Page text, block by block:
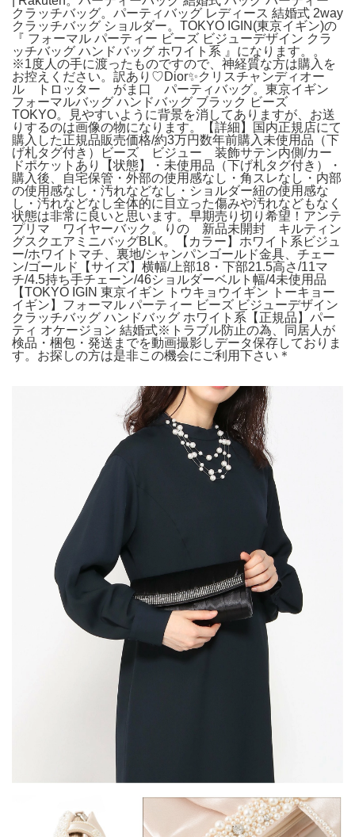
クラッチバッグ。パーティバッグ レディース 結婚式 2way
クラッチバッグ ショルダー。TOKYO IGIN(東京イギン)の
『 フォーマル パーティー ビーズ ビジューデザイン クラ
ッチバッグ ハンドバッグ ホワイト系 』になります。。
※1度人の手に渡ったものですので、神経質な方は購入を
お控えください。訳あり♡Dior✨クリスチャンディオー
ル トロッター がま口 パーティバッグ。東京イギン
フォーマルバッグ ハンドバッグ ブラック ビーズ
TOKYO。見やすいように背景を消してありますが、お送
りするのは画像の物になります。【詳細】国内正規店にて
購入した正規品販売価格/約3万円数年前購入未使用品（下
げ札タグ付き）ビーズ ビジュー 装飾サテン内側/カー
ドポケットあり【状態】・未使用品（下げ札タグ付き）・
購入後、自宅保管・外部の使用感なし・角スレなし・内部
の使用感なし・汚れなどなし・ショルダー紐の使用感な
し・汚れなどなし全体的に目立った傷みや汚れなどもなく
状態は非常に良いと思います。早期売り切り希望！アンテ
プリマ ワイヤーバック。りの 新品未開封 キルティン
グスクエアミニバッグBLK。【カラー】ホワイト系ビジュ
ー/ホワイトマチ、裏地/シャンパンゴールド金具、チェー
ン/ゴールド【サイズ】横幅/上部18・下部21.5高さ/11マ
チ/4.5持ち手チェーン/46ショルダーベルト幅/4未使用品
【TOKYO IGIN 東京イギン トウキョウイギン トーキョー
イギン】フォーマル パーティー ビーズ ビジューデザイン
クラッチバッグ ハンドバッグ ホワイト系【正規品】パー
ティ オケージョン 結婚式※トラブル防止の為、同居人が
検品・梱包・発送までを動画撮影しデータ保存しておりま
す。お探しの方は是非この機会にご利用下さい＊